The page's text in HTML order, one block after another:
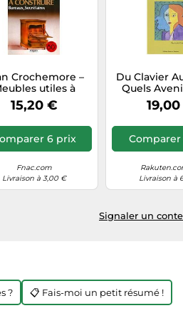
Crochemore –
utiles à
constuire – T2
secrétaires –
Eyrolles
15,20 €
6 prix
Fnac.com
Livraison à 3,00 €
Du Clavier
Quels
Les
Livraison à
Signaler un
? 📋 Fais-moi un petit résumé !